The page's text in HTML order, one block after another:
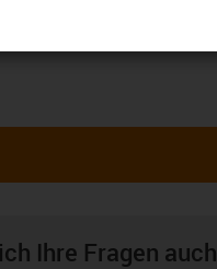
Ihre Fragen auch